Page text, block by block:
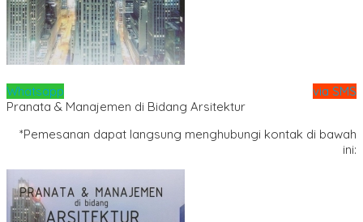
Whatsapp
via SMS
Pranata & Manajemen di Bidang Arsitektur
*Pemesanan dapat langsung menghubungi kontak di bawah
ini: